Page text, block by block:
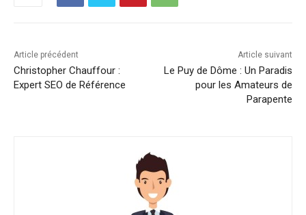
Article précédent
Christopher Chauffour :
Expert SEO de Référence
Article suivant
Le Puy de Dôme : Un Paradis
pour les Amateurs de
Parapente